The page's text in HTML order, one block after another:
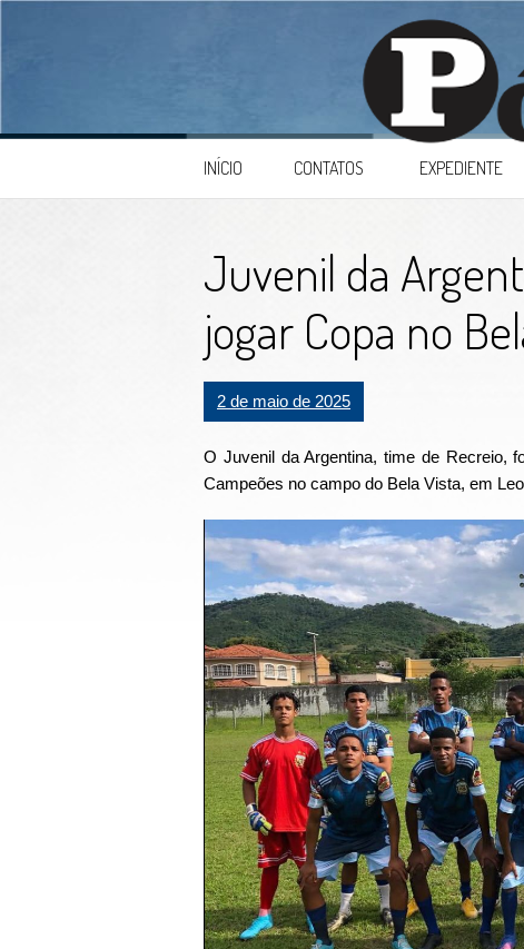
INÍCIO CONTATOS EXPEDIENTE
Juvenil da
jogar Copa no
2 de maio de 2025
O Juvenil da Argentina, time de Recreio,
Campeões no campo do Bela Vista, em